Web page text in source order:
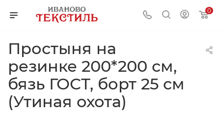
0
Простыня на
резинке 200*200 см,
бязь ГОСТ, борт 25 см
(Утиная охота)